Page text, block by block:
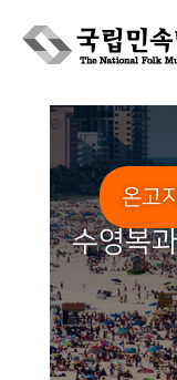
Skip
content
온고
수영복